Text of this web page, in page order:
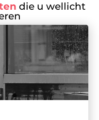
die u wellicht